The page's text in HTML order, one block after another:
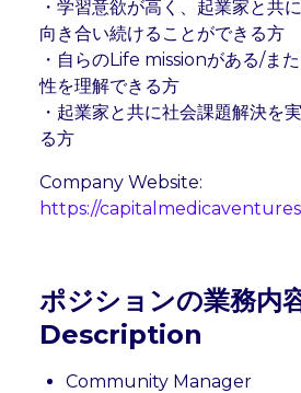
・学習意欲が高く、起業家と共
向き合い続けることができる方
・自らのLife missionがある/ま
性を理解できる方
・起業家と共に社会課題解決を
る方
https://
ポジションの業務内
Description
Community Manager